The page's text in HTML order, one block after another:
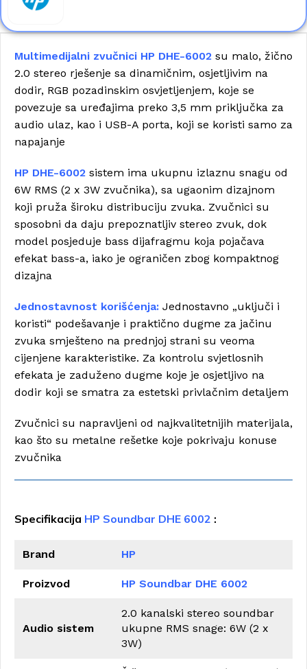
Multimedijalni zvučnici HP DHE-6002 su malo, žično
2.0 stereo rješenje sa dinamičnim, osjetljivim na
dodir, RGB pozadinskim osvjetljenjem, koje se
povezuje sa uređajima preko 3,5 mm priključka za
audio ulaz, kao i USB-A porta, koji se koristi samo za
napajanje
HP DHE-6002 sistem ima ukupnu izlaznu snagu od
6W RMS (2 x 3W zvučnika), sa ugaonim dizajnom
koji pruža široku distribuciju zvuka. Zvučnici su
sposobni da daju prepoznatljiv stereo zvuk, dok
model posjeduje bass dijafragmu koja pojačava
efekat bass-a, iako je ograničen zbog kompaktnog
dizajna
Jednostavnost korišćenja: Jednostavno „uključi i
koristi“ podešavanje i praktično dugme za jačinu
zvuka smješteno na prednjoj strani su veoma
cijenjene karakteristike. Za kontrolu svjetlosnih
efekata je zaduženo dugme koje je osjetljivo na
dodir koji se smatra za estetski privlačnim detaljem
Zvučnici su napravljeni od najkvalitetnijih materijala,
kao što su metalne rešetke koje pokrivaju konuse
zvučnika
Specifikacija HP Soundbar DHE 6002 :
Brand HP
Proizvod HP Soundbar DHE 6002
Audio sistem
2.0 kanalski stereo soundbar
ukupne RMS snage: 6W (2 x
3W)